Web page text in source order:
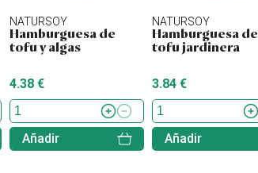
NATURSOY
Hamburguesa de
tofu y algas
4.38 €
Añadir
NATURSOY
Hamburguesa de
tofu jardinera
3.84 €
Añadir